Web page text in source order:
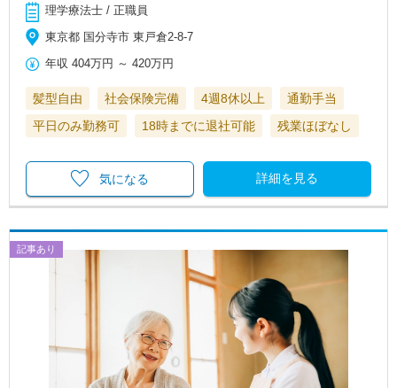
理学療法士 / 正職員
東京都 国分寺市 東戸倉2-8-7
年収 404万円 ～420万円
髪型自由 社会保険完備 4週8休以上
通勤手当
平日のみ勤務可
18時までに退社可能 残業ほぼなし
詳細を見る
気になる
記事あり